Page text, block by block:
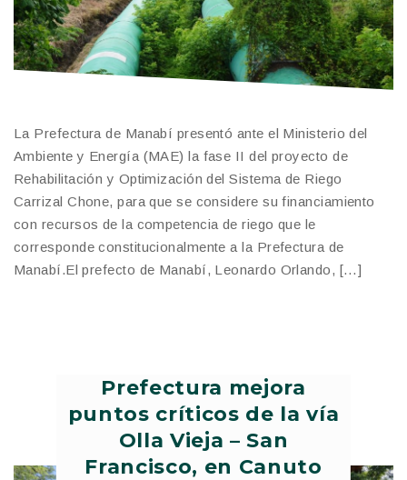
La Prefectura de Manabí presentó ante el Ministerio del
Ambiente y Energía (MAE) la fase II del proyecto de
Rehabilitación y Optimización del Sistema de Riego
Carrizal Chone, para que se considere su financiamiento
con recursos de la competencia de riego que le
corresponde constitucionalmente a la Prefectura de
Manabí.El prefecto de Manabí, Leonardo Orlando, […]
Prefectura mejora
puntos críticos de la vía
Olla Vieja – San
Francisco, en Canuto